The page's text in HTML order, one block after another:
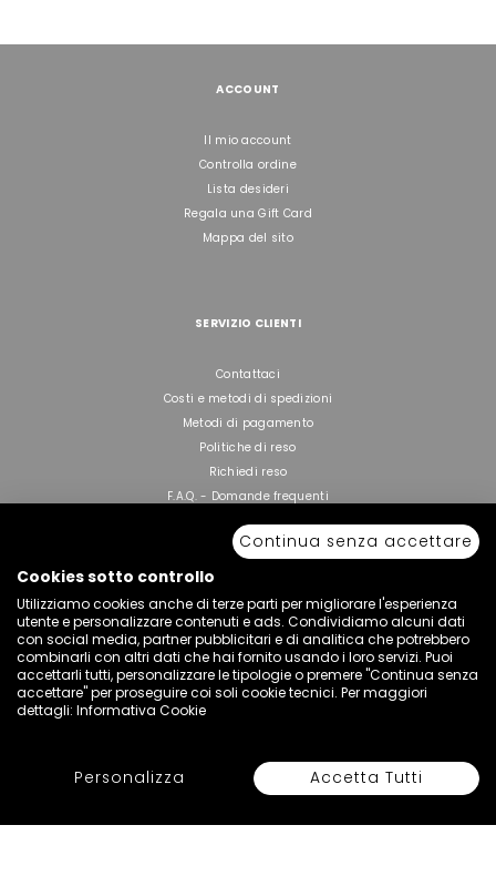
Seleziona Colore e Taglia
ACCOUNT
Il mio account
Controlla ordine
Lista desideri
Regala una Gift Card
Mappa del sito
SERVIZIO CLIENTI
Contattaci
Costi e metodi di spedizioni
Metodi di pagamento
Politiche di reso
Richiedi reso
F.A.Q. - Domande frequenti
INFORMAZIONI SU
Chi siamo
Privacy
Termini
Lavora con noi
Continua senza accettare
Cookies sotto controllo
Utilizziamo cookies anche di terze parti per migliorare l'esperienza
utente e personalizzare contenuti e ads. Condividiamo alcuni dati
con social media, partner pubblicitari e di analitica che potrebbero
combinarli con altri dati che hai fornito usando i loro servizi. Puoi
accettarli tutti, personalizzare le tipologie o premere "Continua senza
accettare" per proseguire coi soli cookie tecnici. Per maggiori
dettagli: Informativa Cookie
Personalizza Accetta Tutti